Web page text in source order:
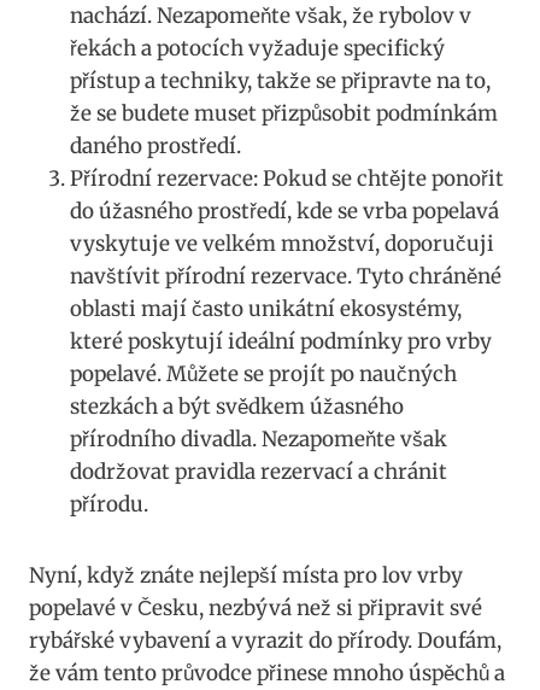
nachází. Nezapomeňte však, ​že rybolov v
řekách⁢ a potocích vyžaduje specifický
⁤přístup a‍ techniky, ‍takže se ‍připravte na to,
že se budete muset přizpůsobit podmínkám
daného prostředí.
Přírodní ‌rezervace: Pokud ‍se chtějte ponořit
do ‌úžasného prostředí, kde ‍se vrba popelavá‍
vyskytuje​ ve velkém množství, doporučuji
navštívit přírodní rezervace. ‍Tyto chráněné
oblasti mají⁢ často unikátní ⁤ekosystémy,
které poskytují ideální podmínky pro ​vrby
popelavé. Můžete se projít po naučných
stezkách a být svědkem úžasného
přírodního divadla. Nezapomeňte⁤ však
dodržovat pravidla​ rezervací a chránit
⁢přírodu.
Nyní, ‌když⁣ znáte nejlepší místa pro ​lov vrby‍
popelavé v Česku,⁣ nezbývá než si připravit své
‍rybářské ​vybavení⁢ a vyrazit do‌ přírody.‌ Doufám,
‌že⁣ vám tento ​průvodce přinese mnoho​ úspěchů a